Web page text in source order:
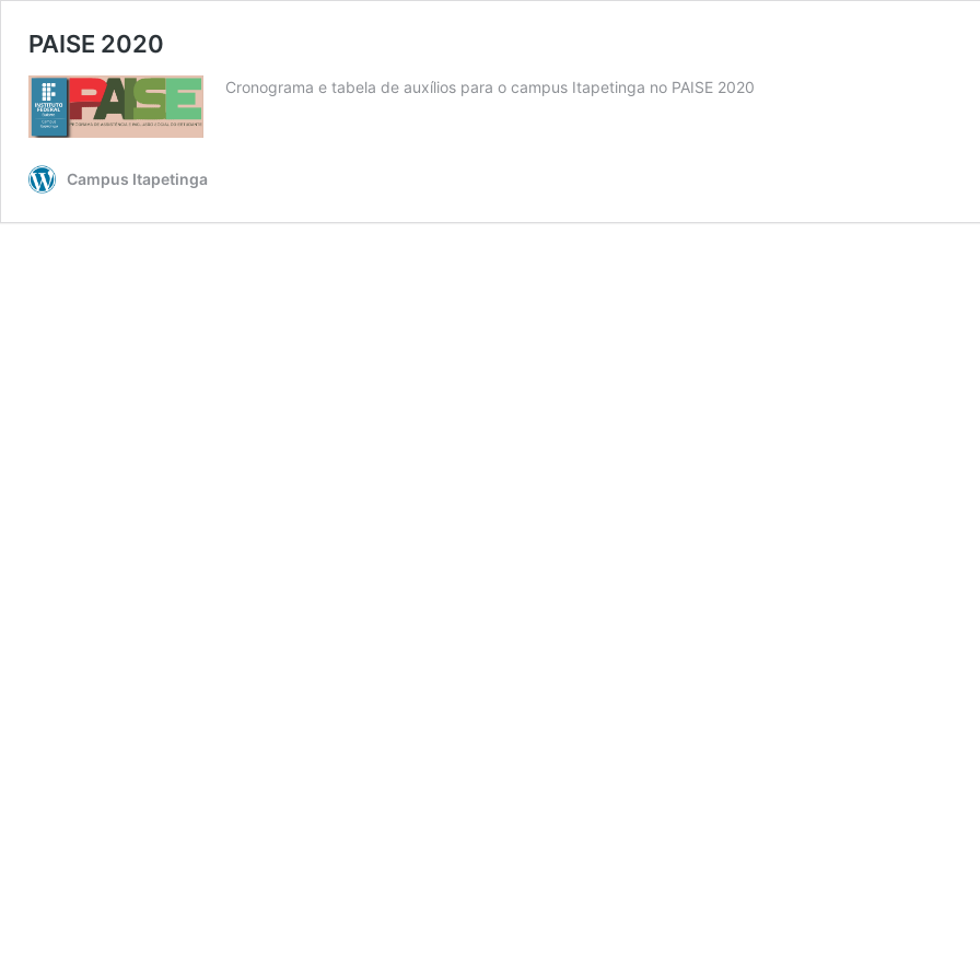
PAISE 2020
Cronograma e tabela de auxílios para o campus Itapetinga no PAISE 2020
Campus Itapetinga